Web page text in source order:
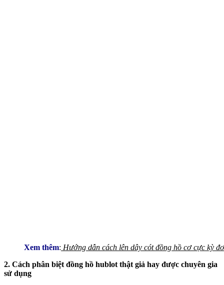
Xem thêm: Hướng dẫn cách lên dây cót đồng hồ cơ cực kỳ
2. Cách phân biệt đồng hồ hublot thật giả hay được chuyên gia
sử dụng